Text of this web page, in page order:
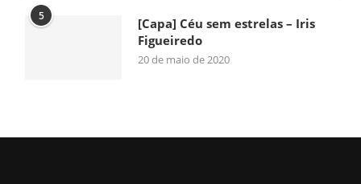
5
[Capa] Céu sem estrelas – Iris
Figueiredo
20 de maio de 2020